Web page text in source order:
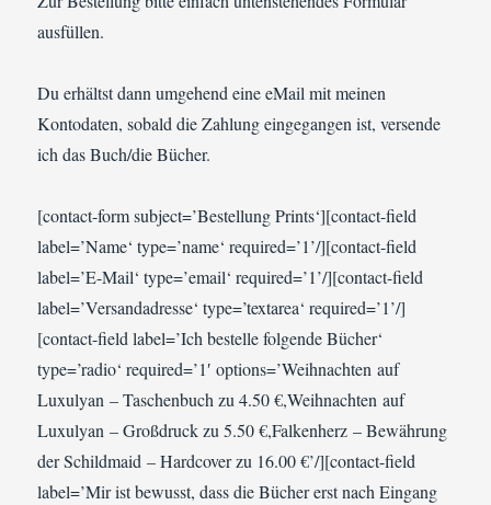
ausfüllen.
Du erhältst dann umgehend eine eMail mit meinen
Kontodaten, sobald die Zahlung eingegangen ist, versende
ich das Buch/die Bücher.
[contact-form subject=’Bestellung Prints‘][contact-field
label=’Name‘ type=’name‘ required=’1’/][contact-field
label=’E-Mail‘ type=’email‘ required=’1’/][contact-field
label=’Versandadresse‘ type=’textarea‘ required=’1’/]
[contact-field label=’Ich bestelle folgende Bücher‘
type=’radio‘ required=’1′ options=’Weihnachten auf
Luxulyan – Taschenbuch zu 4.50 €,Weihnachten auf
Luxulyan – Großdruck zu 5.50 €,Falkenherz – Bewährung
der Schildmaid – Hardcover zu 16.00 €’/][contact-field
label=’Mir ist bewusst, dass die Bücher erst nach Eingang